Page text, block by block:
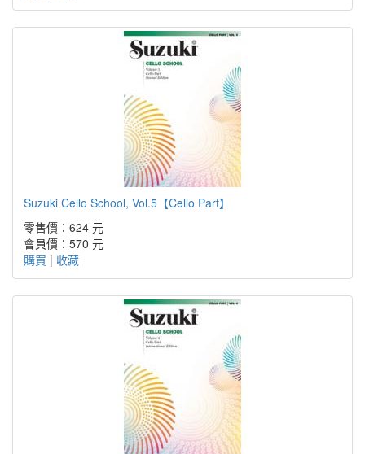
Suzuki Cello School, Vol.5【Cello Part】
零售價：624 元
會員價：570 元
購買 | 收藏